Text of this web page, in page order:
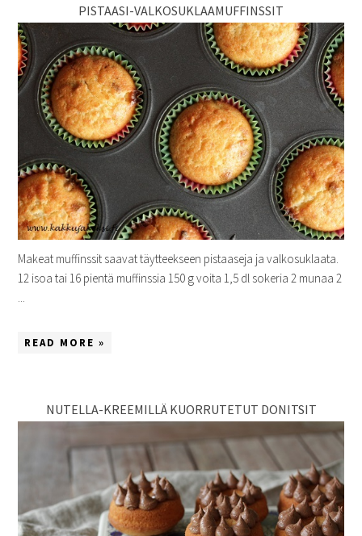
PISTAASI-VALKOSUKLAAMUFFINSSIT
Makeat muffinssit saavat täytteekseen pistaaseja ja valkosuklaata.
12 isoa tai 16 pientä muffinssia 150 g voita 1,5 dl sokeria 2 munaa 2
...
READ MORE »
NUTELLA-KREEMILLÄ KUORRUTETUT DONITSIT